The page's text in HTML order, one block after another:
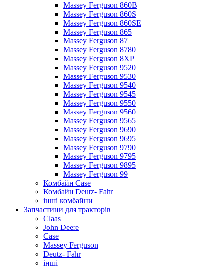
Massey Ferguson 860B
Massey Ferguson 860S
Massey Ferguson 860SE
Massey Ferguson 865
Massey Ferguson 87
Massey Ferguson 8780
Massey Ferguson 8XP
Massey Ferguson 9520
Massey Ferguson 9530
Massey Ferguson 9540
Massey Ferguson 9545
Massey Ferguson 9550
Massey Ferguson 9560
Massey Ferguson 9565
Massey Ferguson 9690
Massey Ferguson 9695
Massey Ferguson 9790
Massey Ferguson 9795
Massey Ferguson 9895
Massey Ferguson 99
Комбайн Case
Комбайн Deutz- Fahr
інші комбайни
Запчастини для тракторів
Claas
John Deere
Case
Massey Ferguson
Deutz- Fahr
інші